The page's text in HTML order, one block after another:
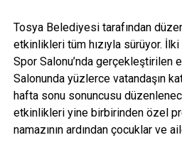
Tosya Belediyesi tarafından
etkinlikleri tüm hızıyla sürüyor.
Spor Salonu’nda gerçekleştirilen
Salonunda yüzlerce vatandaşın
hafta sonu sonuncusu
etkinlikleri yine birbirinden özel
namazının ardından çocuklar ve